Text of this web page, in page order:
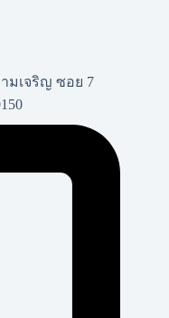
มเจริญ ซอย 7